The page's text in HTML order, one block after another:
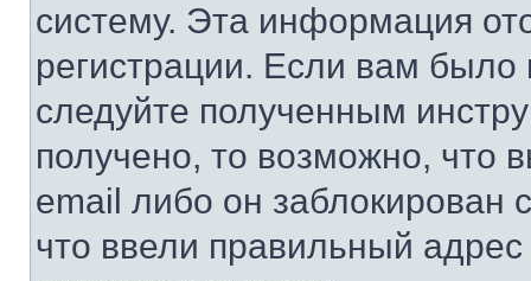
систему. Эта информация
регистрации. Если вам
следуйте полученным
получено, то возможно, что
email либо он
что ввели правильный адрес